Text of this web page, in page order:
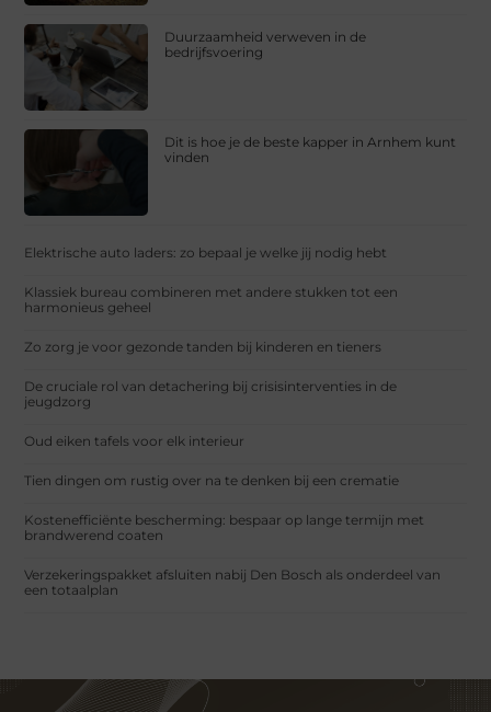
Duurzaamheid verweven in de
bedrijfsvoering
Dit is hoe je de beste kapper in Arnhem kunt
vinden
Elektrische auto laders: zo bepaal je welke jij nodig hebt
Klassiek bureau combineren met andere stukken tot een
harmonieus geheel
Zo zorg je voor gezonde tanden bij kinderen en tieners
De cruciale rol van detachering bij crisisinterventies in de
jeugdzorg
Oud eiken tafels voor elk interieur
Tien dingen om rustig over na te denken bij een crematie
Kostenefficiënte bescherming: bespaar op lange termijn met
brandwerend coaten
Verzekeringspakket afsluiten nabij Den Bosch als onderdeel van
een totaalplan